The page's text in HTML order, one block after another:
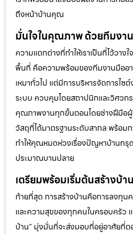
ถึงหน้าบ้านคุณ
มั่นใจในคุณภาพ ด้วยทีมงา
ความแตกต่างที่ทำให้เราเป็นที่ไว้วาง
พื้นที่ คือความพร้อมของทีมงานมืออา
เหมาทั่วไป แต่มีการบริหารจัดการไซ
ระบบ ควบคุมโดยสถาปนิกและวิศว
คุณภาพงานทุกขั้นตอนโดยช่างฝีมือผู้
วัสดุที่ได้มาตรฐานระดับสากล พร้อม
ทำให้คุณหมดห่วงเรื่องปัญหาบ้านทรุ
ประมาณบานปลาย
เตรียมพร้อมเริ่มต้นสร้างบ้า
ท้ายที่สุด การสร้างบ้านคือการลงทุ
และความสุขของทุกคนในครอบครัว
บ้าน” มุ่งมั่นที่จะส่งมอบที่อยู่อาศัยที่